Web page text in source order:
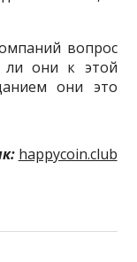
вопрос
ли они к этой
они это
happycoin.club